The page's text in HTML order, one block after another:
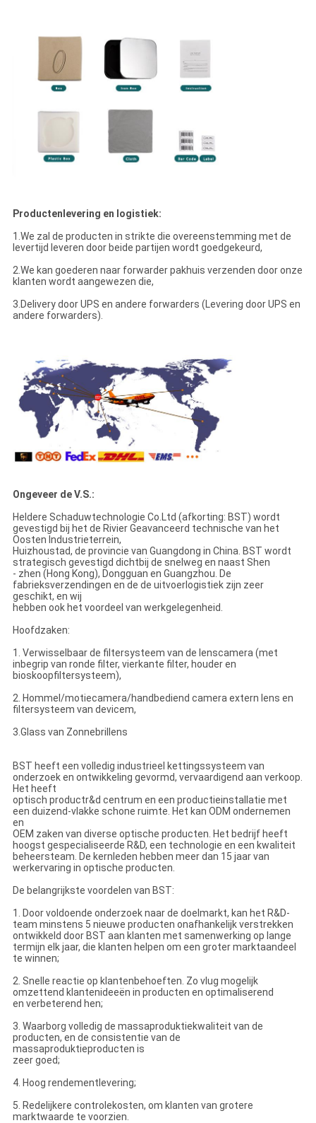
Productenlevering en logistiek:
1.We zal de producten in strikte die overeenstemming met de
levertijd leveren door beide partijen wordt goedgekeurd,
2.We kan goederen naar forwarder pakhuis verzenden door onze
klanten wordt aangewezen die,
3.Delivery door UPS en andere forwarders (Levering door UPS en
andere forwarders).
Ongeveer de V.S.:
Heldere Schaduwtechnologie Co.Ltd (afkorting: BST) wordt
gevestigd bij het de Rivier Geavanceerd technische van het
Oosten Industrieterrein,
Huizhoustad, de provincie van Guangdong in China. BST wordt
strategisch gevestigd dichtbij de snelweg en naast Shen
- zhen (Hong Kong), Dongguan en Guangzhou. De
fabrieksverzendingen en de de uitvoerlogistiek zijn zeer
geschikt, en wij
hebben ook het voordeel van werkgelegenheid.
Hoofdzaken:
1. Verwisselbaar de filtersysteem van de lenscamera (met
inbegrip van ronde filter, vierkante filter, houder en
bioskoopfiltersysteem),
2. Hommel/motiecamera/handbediend camera extern lens en
filtersysteem van devicem,
3.Glass van Zonnebrillens
BST heeft een volledig industrieel kettingssysteem van
onderzoek en ontwikkeling gevormd, vervaardigend aan verkoop.
Het heeft
optisch productr&d centrum en een productieinstallatie met
een duizend-vlakke schone ruimte. Het kan ODM ondernemen
en
OEM zaken van diverse optische producten. Het bedrijf heeft
hoogst gespecialiseerde R&D, een technologie en een kwaliteit
beheersteam. De kernleden hebben meer dan 15 jaar van
werkervaring in optische producten.
De belangrijkste voordelen van BST:
1. Door voldoende onderzoek naar de doelmarkt, kan het R&D-
team minstens 5 nieuwe producten onafhankelijk verstrekken
ontwikkeld door BST aan klanten met samenwerking op lange
termijn elk jaar, die klanten helpen om een groter marktaandeel
te winnen;
2. Snelle reactie op klantenbehoeften. Zo vlug mogelijk
omzettend klantenideeën in producten en optimaliserend
en verbeterend hen;
3. Waarborg volledig de massaproduktiekwaliteit van de
producten, en de consistentie van de
massaproduktieproducten is
zeer goed;
4. Hoog rendementlevering;
5. Redelijkere controlekosten, om klanten van grotere
marktwaarde te voorzien.